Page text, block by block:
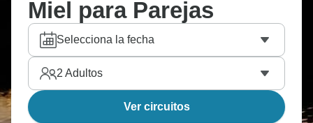
Miel para Parejas
Selecciona la fecha
2 Adultos
Ver circuitos